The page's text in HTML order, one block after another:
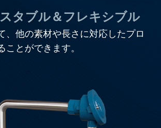
タブル＆フレキシブル
、他の素材や長さに対応したプロ
ことができます。